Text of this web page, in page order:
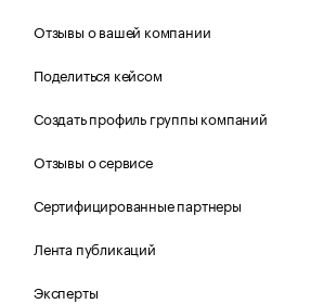
Отзывы о вашей компании
Поделиться кейсом
Создать профиль группы компаний
Отзывы о сервисе
Сертифицированные партнеры
Лента публикаций
Эксперты